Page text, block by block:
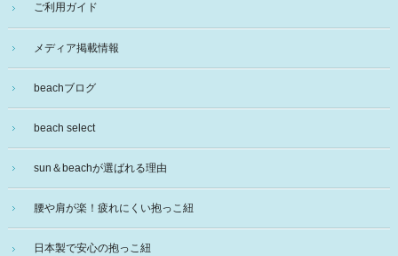
ご利用ガイド
メディア掲載情報
beachブログ
beach select
sun＆beachが選ばれる理由
腰や肩が楽！疲れにくい抱っこ紐
日本製で安心の抱っこ紐